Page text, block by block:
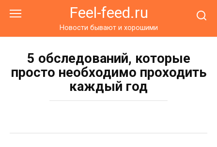
Feel-feed.ru
Новости бывают и хорошими
5 обследований, которые
просто необходимо проходить
каждый год